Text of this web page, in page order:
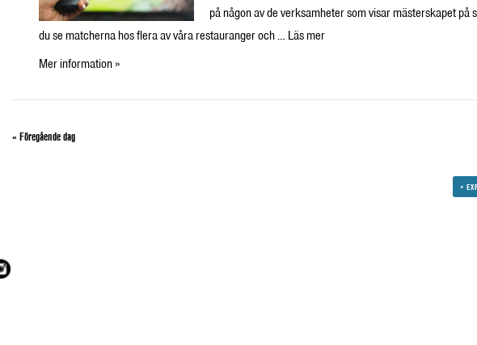
på någon av de verksamheter som visar mästerskapet på
du se matcherna hos flera av våra restauranger och … Läs mer
Mer information »
« Föregående dag
+